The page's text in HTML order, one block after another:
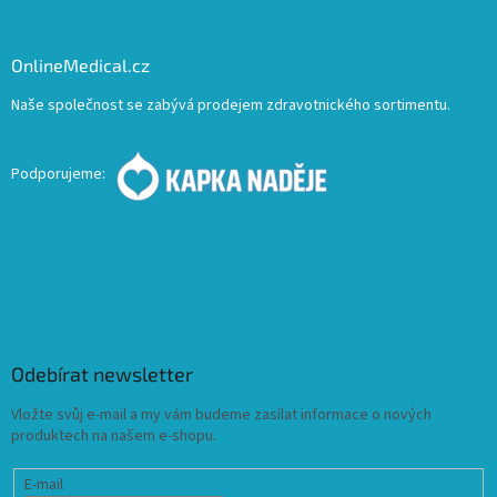
OnlineMedical.cz
Naše společnost se zabývá prodejem zdravotnického sortimentu.
Podporujeme:
Odebírat newsletter
Vložte svůj e-mail a my vám budeme zasílat informace o nových
produktech na našem e-shopu.
E-mail